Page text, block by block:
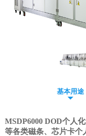
基本用途
MSDP6000 DOD个人
等各类磁条、芯片卡个